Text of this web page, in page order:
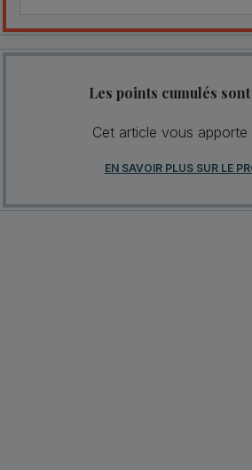
Les points cumulés
Cet article vous apporte
EN SAVOIR PLUS SUR LE